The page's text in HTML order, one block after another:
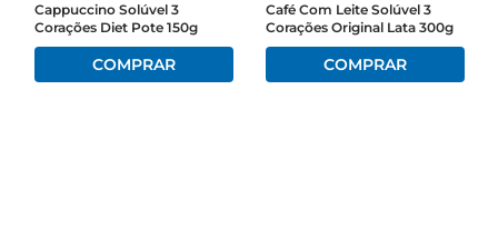
Cappuccino Solúvel 3
Corações Diet Pote 150g
Café Com Leite Solúvel 3
Corações Original Lata 300g